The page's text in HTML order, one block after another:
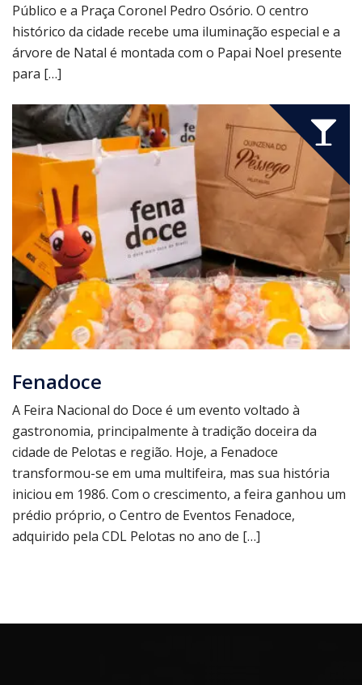
Público e a Praça Coronel Pedro Osório. O centro
histórico da cidade recebe uma iluminação especial e a
árvore de Natal é montada com o Papai Noel presente
para […]
Fenadoce
A Feira Nacional do Doce é um evento voltado à
gastronomia, principalmente à tradição doceira da
cidade de Pelotas e região. Hoje, a Fenadoce
transformou-se em uma multifeira, mas sua história
iniciou em 1986. Com o crescimento, a feira ganhou um
prédio próprio, o Centro de Eventos Fenadoce,
adquirido pela CDL Pelotas no ano de […]